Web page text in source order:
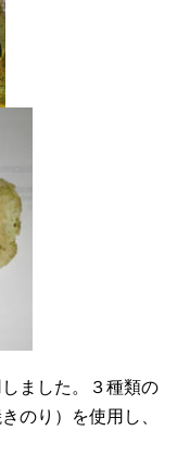
ました。３種類の
のり）を使用し、